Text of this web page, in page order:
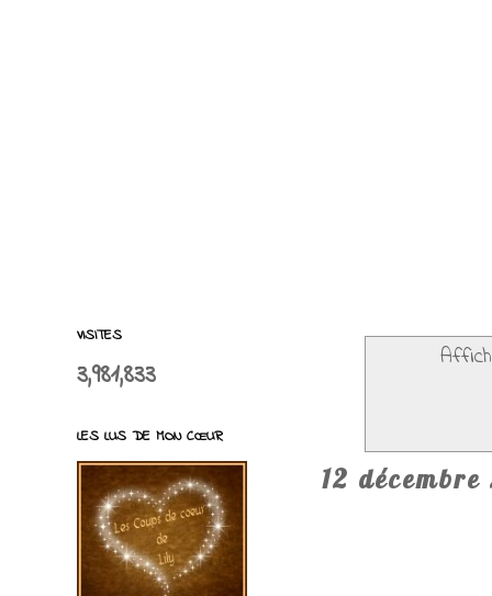
12 décembre
VISITES
3,981,833
LES LUS DE MON CŒUR